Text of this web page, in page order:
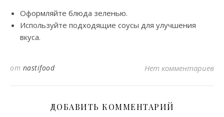
Оформляйте блюда зеленью.
Используйте подходящие соусы для улучшения
вкуса.
от nastifood Нет комментариев
ДОБАВИТЬ КОММЕНТАРИЙ